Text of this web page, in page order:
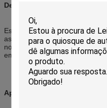
Descrição:
Este é um estojo compacto e
as funções de auto-calibração
notas anticontrafacção, anti-
empilhador e auto-seguimento
Aplicações: